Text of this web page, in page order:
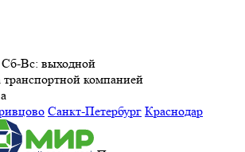
Сб-Вс: выходной
транспортной компанией
Санкт-Петербург Краснодар